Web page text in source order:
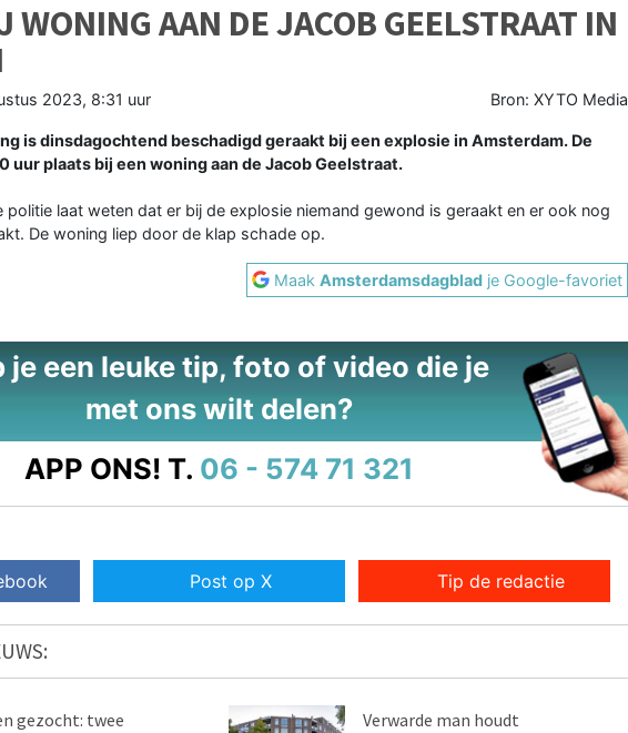
WONING AAN DE JACOB GEELSTRAAT IN
2023, 8:31 uur Bron: XYTO Media
is dinsdagochtend beschadigd geraakt bij een explosie in Amsterdam. De
uur plaats bij een woning aan de Jacob Geelstraat.
politie laat weten dat er bij de explosie niemand gewond is geraakt en er ook nog
De woning liep door de klap schade op.
MaakAmsterdamsdagblad je Google-favoriet
je een leuke tip, foto of video die je
met ons wilt delen?
APP ONS! T. 06 - 574 71 321
Post op X Tip de redactie
gezocht: twee
Verwarde man houdt